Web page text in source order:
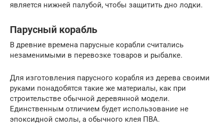
является нижней палубой, чтобы защитить дно лодки.
Парусный корабль
В древние времена парусные корабли считались
незаменимыми в перевозке товаров и рыбалке.
Для изготовления парусного корабля из дерева своими
руками понадобятся такие же материалы, как при
строительстве обычной деревянной модели.
Единственным отличием будет использование не
эпоксидной смолы, а обычного клея ПВА.